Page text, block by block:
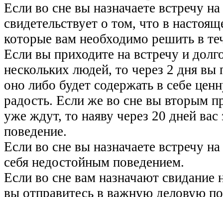
Если во сне вы назначаете встречу
свидетельствует о том, что в
которые вам необходимо решить в
Если вы приходите на встречу и
нескольких людей, то через 2 дня
оно либо будет содержать в себе
радость. Если же во сне вы вторым
уже ждут, то наяву через 20 дней вас
поведение.
Если во сне вы назначаете встречу
себя недостойным поведением.
Если во сне вам назначают свидание
вы отправитесь в важную деловую